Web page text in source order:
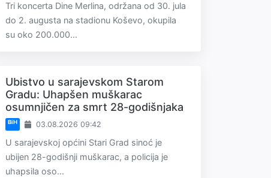
Tri koncerta Dine Merlina, održana od 30. jula
do 2. augusta na stadionu Koševo, okupila
su oko 200.000...
Ubistvo u sarajevskom Starom
Gradu: Uhapšen muškarac
osumnjičen za smrt 28-godišnjaka
BiH 03.08.2026 09:42
U sarajevskoj općini Stari Grad sinoć je
ubijen 28-godišnji muškarac, a policija je
uhapsila oso...